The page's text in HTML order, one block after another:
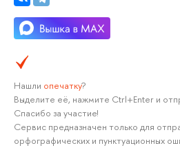
Нашли опечатку?
Выделите её, нажмите Ctrl+Enter и
Спасибо за участие!
Сервис предназначен только для
орфографических и пунктуационных